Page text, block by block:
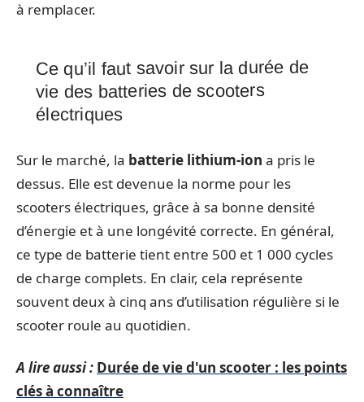
à remplacer.
Ce qu’il faut savoir sur la durée de
vie des batteries de scooters
électriques
Sur le marché, la batterie lithium-ion a pris le
dessus. Elle est devenue la norme pour les
scooters électriques, grâce à sa bonne densité
d’énergie et à une longévité correcte. En général,
ce type de batterie tient entre 500 et 1 000 cycles
de charge complets. En clair, cela représente
souvent deux à cinq ans d’utilisation régulière si le
scooter roule au quotidien.
A lire aussi : Durée de vie d'un scooter : les points
clés à connaître